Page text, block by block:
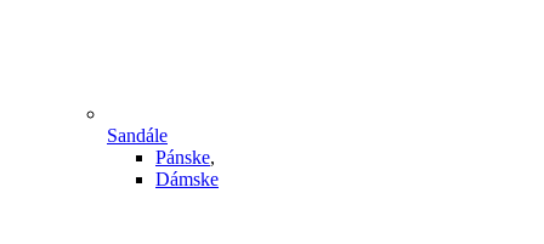
Sandále
Pánske,
Dámske